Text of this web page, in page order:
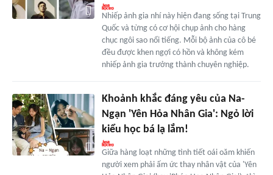
Nhiếp ảnh gia nhí này hiện đang sống tại Trung
Quốc và từng có cơ hội chụp ảnh cho hàng
chục ngôi sao nổi tiếng. Mỗi bộ ảnh của cô bé
đều được khen ngợi có hồn và không kém
nhiếp ảnh gia trưởng thành chuyên nghiệp.
Khoảnh khắc đáng yêu của Na-
Ngạn 'Yên Hỏa Nhân Gia': Ngỏ lời
kiểu học bá lạ lắm!
Giữa hàng loạt những tình tiết oái oăm khiến
người xem phải ấm ức thay nhân vật của 'Yên